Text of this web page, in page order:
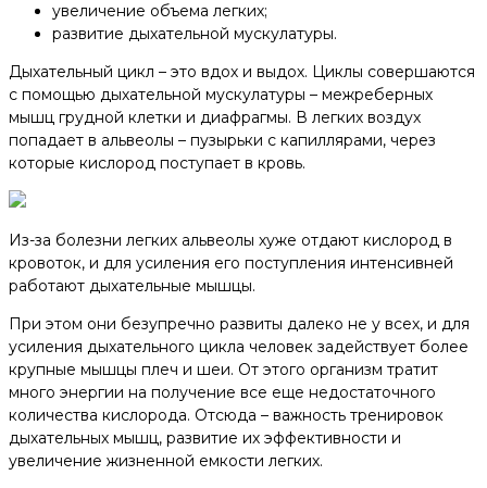
увеличение объема легких;
развитие дыхательной мускулатуры.
Дыхательный цикл – это вдох и выдох. Циклы совершаются
с помощью дыхательной мускулатуры – межреберных
мышц грудной клетки и диафрагмы. В легких воздух
попадает в альвеолы – пузырьки с капиллярами, через
которые кислород поступает в кровь.
Из-за болезни легких альвеолы хуже отдают кислород в
кровоток, и для усиления его поступления интенсивней
работают дыхательные мышцы.
При этом они безупречно развиты далеко не у всех, и для
усиления дыхательного цикла человек задействует более
крупные мышцы плеч и шеи. От этого организм тратит
много энергии на получение все еще недостаточного
количества кислорода. Отсюда – важность тренировок
дыхательных мышц, развитие их эффективности и
увеличение жизненной емкости легких.